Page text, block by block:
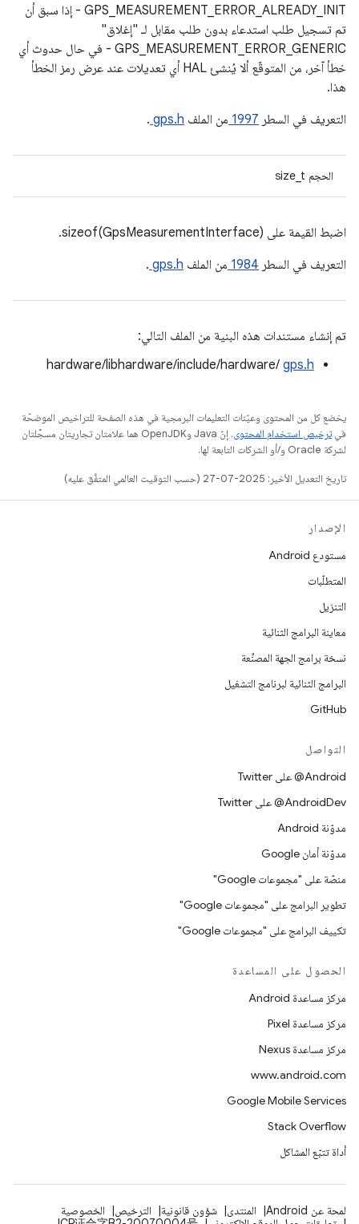
GPS_MEASUREMENT_ERROR_ALREADY_INIT - إذا سبق أن
تم تسجيل طلب استدعاء بدون طلب مقابل لـ "إغلاق"
GPS_MEASUREMENT_ERROR_GENERIC - في حال حدوث أي
خطأ آخر، من المتوقّع ألا يُنشئ HAL أي تعديلات عند عرض رمز الخطأ
هذا.
التعريف في السطر 1997 من الملف gps.h
.
الحجم size_t
اضبط القيمة على sizeof(GpsMeasurementInterface).
التعريف في السطر 1984 من الملف gps.h
.
تم إنشاء مستندات هذه البنية من الملف التالي:
hardware/libhardware/include/hardware/ gps.h
يخضع كل من المحتوى وعيّنات التعليمات البرمجية في هذه الصفحة للتراخيص الموضحّة
فيترخيص استخدام المحتوى
. إنّ Java وOpenJDK هما علامتان تجاريتان مسجَّلتان
لشركة Oracle و/أو الشركات التابعة لها.
تاريخ التعديل الأخير: 2025-07-27 (حسب التوقيت العالمي المتفَّق عليه)
الإصدار
مستودع Android
المتطلّبات
التنزيل
معاينة البرامج الثنائية
نسخة برامج الجهة المصنِّعة
البرامج الثنائية لبرنامج التشغيل
GitHub
التواصل
‎@Android على Twitter
‎@AndroidDev على Twitter
مدوّنة Android
مدوّنة أمان Google
منصّة على "مجموعات Google"
تطوير البرامج على "مجموعات Google"
تكييف البرامج على "مجموعات Google"
الحصول على المساعدة
مركز مساعدة Android
مركز مساعدة Pixel
مركز مساعدة Nexus
www.android.com
Google Mobile Services
Stack Overflow
أداة تتبّع المشاكل
لمحة عن Android المنتدى شؤون قانونية الترخيص
الخصوصية